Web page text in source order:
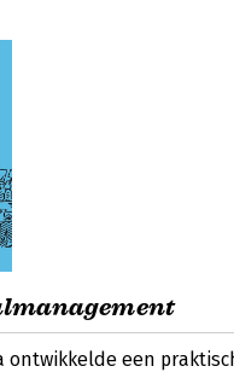
ontwikkelde een